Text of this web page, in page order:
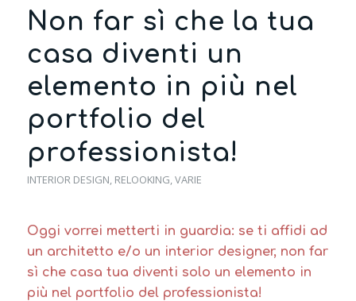
Non far sì che la tua
casa diventi un
elemento in più nel
portfolio del
professionista!
INTERIOR DESIGN, RELOOKING,VARIE
Oggi vorrei metterti in guardia: se ti affidi ad
un architetto e/o un interior designer, non far
sì che casa tua diventi solo un elemento in
più nel portfolio del professionista!